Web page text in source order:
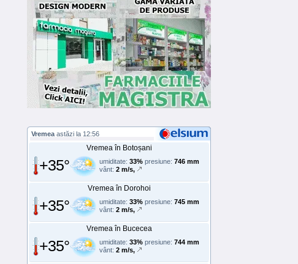
Vremea astăzi la 12:56
Vremea în Botoșani
+35° umiditate: 33% presiune: 746 mm
vânt: 2 m/s,
Vremea în Dorohoi
+35° umiditate: 33% presiune: 745 mm
vânt: 2 m/s,
Vremea în Bucecea
+35° umiditate: 33% presiune: 744 mm
vânt: 2 m/s,